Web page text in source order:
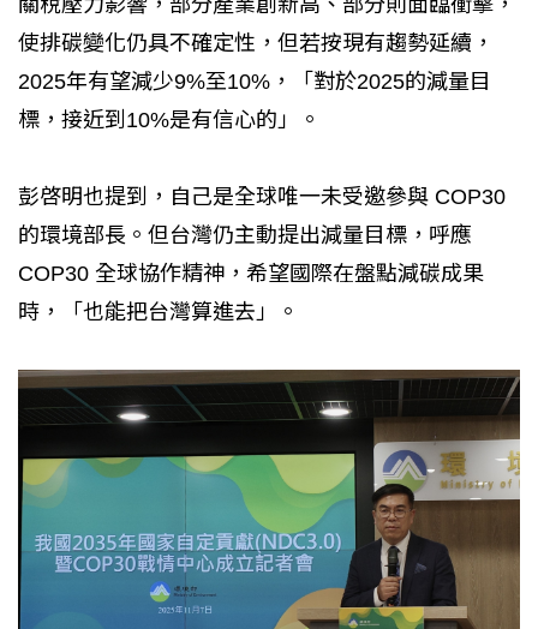
關稅壓力影響，部分產業創新高、部分則面臨衝擊，
使排碳變化仍具不確定性，但若按現有趨勢延續，
2025年有望減少9%至10%，「對於2025的減量目
標，接近到10%是有信心的」。
彭啓明也提到，自己是全球唯一未受邀參與 COP30
的環境部長。但台灣仍主動提出減量目標，呼應
COP30 全球協作精神，希望國際在盤點減碳成果
時，「也能把台灣算進去」。